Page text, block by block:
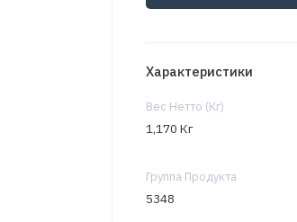
Характеристики
Вес Нетто (Кг)
1,170 Кг
Группа Продукта
5348